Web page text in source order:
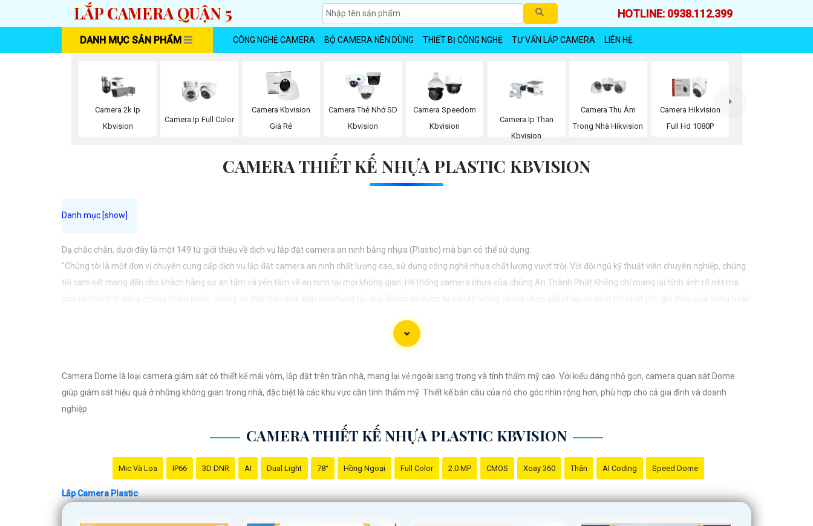
LẮP CAMERA QUẬN 5 HOTLINE: 0938.112.399
DANH MỤC SẢN PHẨM CÔNG NGHỆ CAMERA BỘ CAMERA NÊN DÙNG THIẾT BỊ CÔNG NGHỆ TƯ VẤN LẮP CAMERA LIÊN HỆ
Camera 2k Ip
Kbvision
Camera Ip Full Color
Camera Kbvision
Giá Rẻ
Camera Thẻ Nhớ SD
Kbvision
Camera Speedom
Kbvision
Camera Ip Than
Kbvision
Camera Thu Âm
Trong Nhà Hikvision
Camera Hikvision
Full Hd 1080P
CAMERA THIẾT KẾ NHỰA PLASTIC KBVISION
Dạ chắc chắn, dưới đây là một 149 từ giới thiệu về dịch vụ lắp đặt camera an ninh bằng nhựa (Plastic) mà bạn có thể sử dụng:
"Chúng tôi là một đơn vị chuyên cung cấp dịch vụ lắp đặt camera an ninh chất lượng cao, sử dụng công nghệ nhựa chất lượng vượt trội. Với đội ngũ kỹ thuật viên chuyên nghiệp, chúng
tôi cam kết mang đến cho khách hàng sự an tâm và yên tâm về an ninh tại mọi không gian. Hệ thống camera nhựa của chúng An Thành Phát Không chỉ mang lại hình ảnh rõ nét mà
còn sở hữu tính năng chống thấm nước, chống va đập hiệu quả. Đến với chúng tôi, quý khách sẽ được tư vấn kỹ lưỡng và lựa chọn giải pháp an ninh tốt nhất cho gia đình, cửa hàng hoặc
Camera Dome là loại camera giám sát có thiết kế mái vòm, lắp đặt trên trần nhà, mang lại vẻ ngoài sang trọng và tính thẩm mỹ cao. Với kiểu dáng nhỏ gọn, camera quan sát Dome
giúp giám sát hiệu quả ở những không gian trong nhà, đặc biệt là các khu vực cần tính thẩm mỹ. Thiết kế bán cầu của nó cho góc nhìn rộng hơn, phù hợp cho cả gia đình và doanh
nghiệp
CAMERA THIẾT KẾ NHỰA PLASTIC KBVISION
Mic Và Loa IP66 3D DNR AI Dual Light 78° Hồng Ngoại Full Color 2.0 MP CMOS Xoay 360 Thân AI Coding Speed Dome
Lắp Camera Plastic